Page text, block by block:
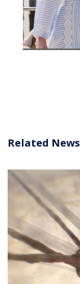
Related News